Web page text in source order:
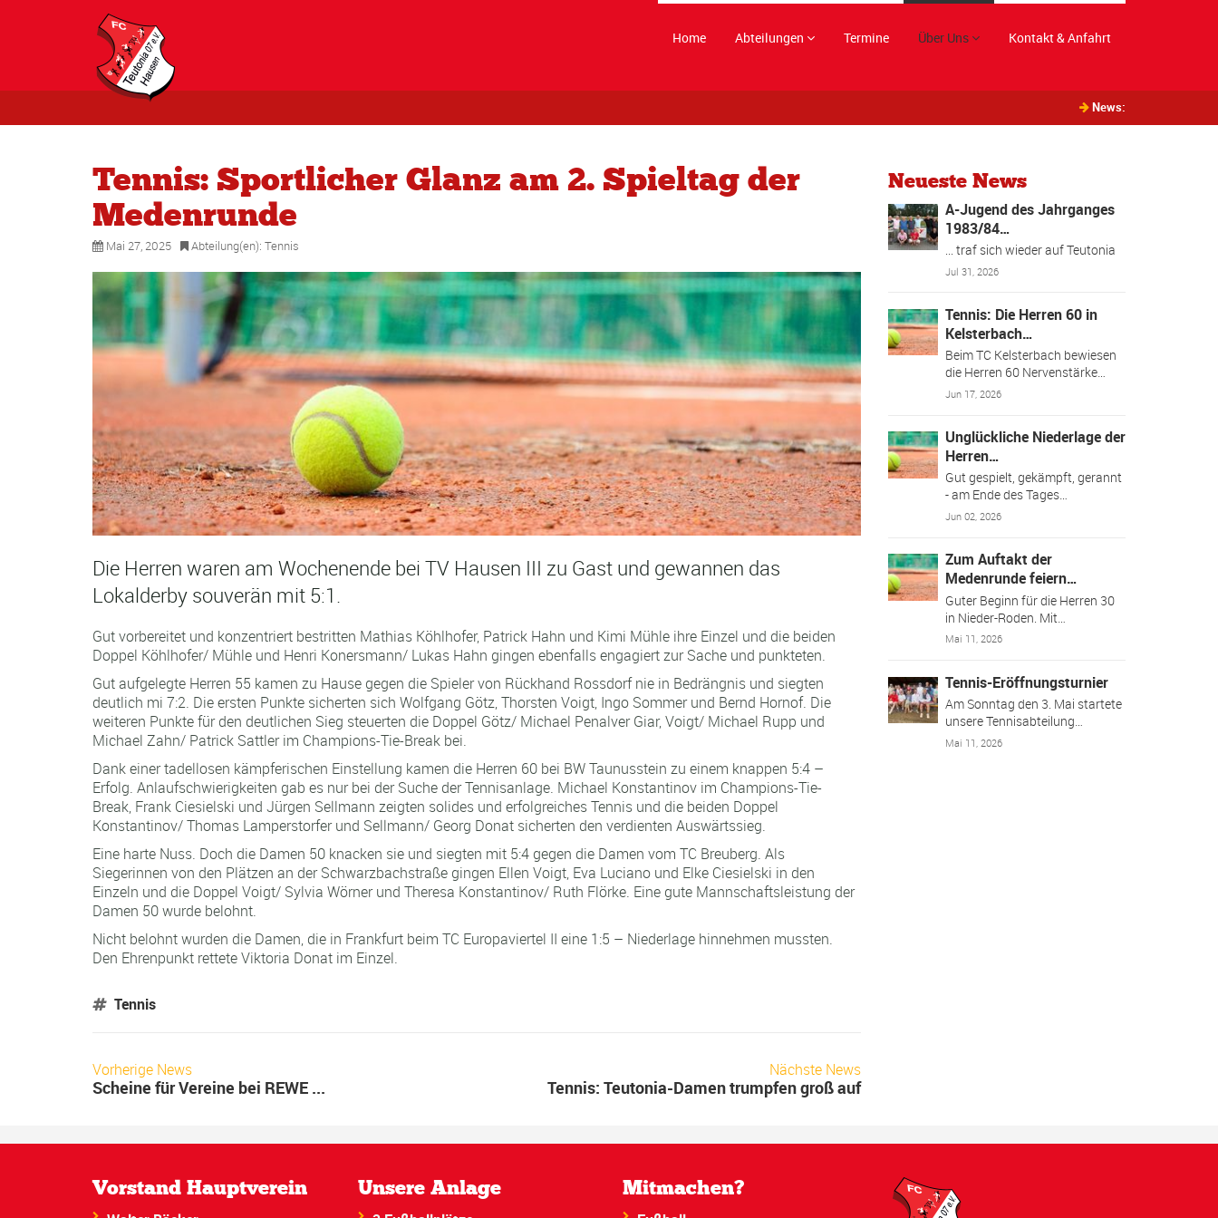
Home Abteilungen Termine Über Uns Kontakt & Anfahrt
News:
Tennis: Sportlicher Glanz am 2. Spieltag der
Medenrunde
Mai 27, 2025 Abteilung(en): Tennis
Die Herren waren am Wochenende bei TV Hausen III zu Gast und gewannen das
Lokalderby souverän mit 5:1.
Gut vorbereitet und konzentriert bestritten Mathias Köhlhofer, Patrick Hahn und Kimi Mühle ihre Einzel und die beiden
Doppel Köhlhofer/ Mühle und Henri Konersmann/ Lukas Hahn gingen ebenfalls engagiert zur Sache und punkteten.
Gut aufgelegte Herren 55 kamen zu Hause gegen die Spieler von Rückhand Rossdorf nie in Bedrängnis und siegten
deutlich mi 7:2. Die ersten Punkte sicherten sich Wolfgang Götz, Thorsten Voigt, Ingo Sommer und Bernd Hornof. Die
weiteren Punkte für den deutlichen Sieg steuerten die Doppel Götz/ Michael Penalver Giar, Voigt/ Michael Rupp und
Michael Zahn/ Patrick Sattler im Champions-Tie-Break bei.
Dank einer tadellosen kämpferischen Einstellung kamen die Herren 60 bei BW Taunusstein zu einem knappen 5:4 –
Erfolg. Anlaufschwierigkeiten gab es nur bei der Suche der Tennisanlage. Michael Konstantinov im Champions-Tie-
Break, Frank Ciesielski und Jürgen Sellmann zeigten solides und erfolgreiches Tennis und die beiden Doppel
Konstantinov/ Thomas Lamperstorfer und Sellmann/ Georg Donat sicherten den verdienten Auswärtssieg.
Eine harte Nuss. Doch die Damen 50 knacken sie und siegten mit 5:4 gegen die Damen vom TC Breuberg. Als
Siegerinnen von den Plätzen an der Schwarzbachstraße gingen Ellen Voigt, Eva Luciano und Elke Ciesielski in den
Einzeln und die Doppel Voigt/ Sylvia Wörner und Theresa Konstantinov/ Ruth Flörke. Eine gute Mannschaftsleistung der
Damen 50 wurde belohnt.
Nicht belohnt wurden die Damen, die in Frankfurt beim TC Europaviertel II eine 1:5 – Niederlage hinnehmen mussten.
Den Ehrenpunkt rettete Viktoria Donat im Einzel.
Tennis
Vorherige News
Scheine für Vereine bei REWE ...
Nächste News
Tennis: Teutonia-Damen trumpfen groß auf
Neueste News
A-Jugend des Jahrganges
1983/84…
... traf sich wieder auf Teutonia
Jul 31, 2026
Tennis: Die Herren 60 in
Kelsterbach…
Beim TC Kelsterbach bewiesen
die Herren 60 Nervenstärke…
Jun 17, 2026
Unglückliche Niederlage der
Herren…
Gut gespielt, gekämpft, gerannt
- am Ende des Tages…
Jun 02, 2026
Zum Auftakt der
Medenrunde feiern…
Guter Beginn für die Herren 30
in Nieder-Roden. Mit…
Mai 11, 2026
Tennis-Eröffnungsturnier
Am Sonntag den 3. Mai startete
unsere Tennisabteilung…
Mai 11, 2026
Vorstand Hauptverein Unsere Anlage Mitmachen?